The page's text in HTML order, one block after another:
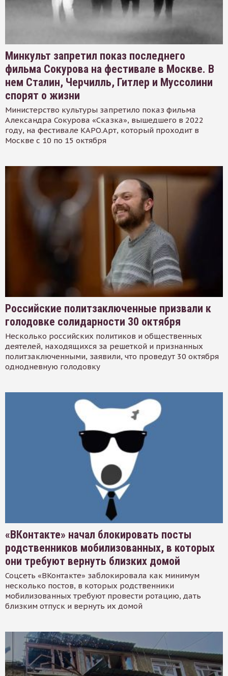
Минкульт запретил показ последнего
фильма Сокурова на фестивале в Москве. В
нем Сталин, Черчилль, Гитлер и Муссолини
спорят о жизни
Министерство культуры запретило показ фильма
Александра Сокурова «Сказка», вышедшего в 2022
году, на фестивале КАРО.Арт, который проходит в
Москве с 10 по 15 октября
Российские политзаключенные призвали к
голодовке солидарности 30 октября
Несколько российских политиков и общественных
деятелей, находящихся за решеткой и признанных
политзаключенными, заявили, что проведут 30 октября
однодневную голодовку
«ВКонтакте» начал блокировать посты
родственников мобилизованных, в которых
они требуют вернуть близких домой
Соцсеть «ВКонтакте» заблокировала как минимум
несколько постов, в которых родственники
мобилизованных требуют провести ротацию, дать
близким отпуск и вернуть их домой